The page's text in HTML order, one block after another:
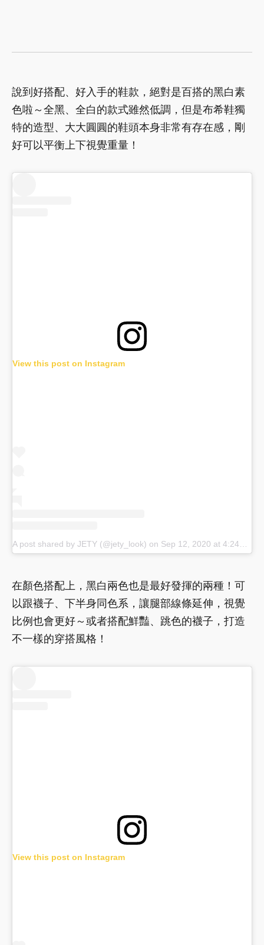
說到好搭配、好入手的鞋款，絕對是百搭的黑白素
色啦～全黑、全白的款式雖然低調，但是布希鞋獨
特的造型、大大圓圓的鞋頭本身非常有存在感，剛
好可以平衡上下視覺重量！
View this post on Instagram
A post shared by JETY (@jety_look) on Sep 12, 2020 at 4:24am PDT
在顏色搭配上，黑白兩色也是最好發揮的兩種！可
以跟襪子、下半身同色系，讓腿部線條延伸，視覺
比例也會更好～或者搭配鮮豔、跳色的襪子，打造
不一樣的穿搭風格！
View this post on Instagram